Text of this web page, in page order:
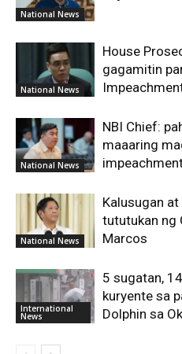
National News
National News
House
gagamitin
National News
NBI Chief:
maaaring
National News
Kalusugan at
tututukan ng
Marcos
International
News
5 sugatan,
kuryente sa
Dolphin sa